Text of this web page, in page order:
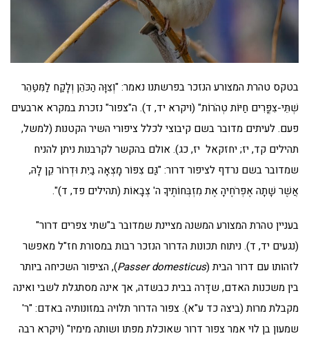
בטקס טהרת המצורע הנזכר בפרשתנו נאמר: "וְצִוָּה הַכֹּהֵן וְלָקַח לַמִּטַּהֵר
שְׁתֵּי-צִפֳּרִים חַיּוֹת טְהֹרוֹת" (ויקרא יד, ד). ה"צפור" נזכרת במקרא ארבעים
פעם. לעיתים מדובר בשם קיבוצי לכלל ציפורי השיר הקטנות (למשל,
תהילים קד, יז; יחזקאל יז, כג). אולם בהקשר לקרבנות ניתן להניח
שמדובר בשם נרדף לציפור דרור: "גַּם צִפּוֹר מָצְאָה בַיִת וּדְרוֹר קֵן לָהּ,
אֲשֶׁר שָׁתָה אֶפְרֹחֶיהָ אֶת מִזְבְּחוֹתֶיךָ ה' צְבָאוֹת (תהילים פד, ד)".
בעניין טהרת המצורע המשנה מציינת שמדובר ב"שתי צפרים דרור"
(נגעים יד, ד). ניתוח תכונות הדרור הנזכר רבות במסורת חז"ל מאפשר
לזהותו עם דרור הבית (Passer domesticus), הציפור השכיחה ביותר
בין משכנות האדם, שדָּרה בבית כבשדה, אך אינה מסתגלת לשבי ואינה
מקבלת מרות (ביצה כד ע"א). צפור הדרור תלויה במזונותיה באדם: "ר'
שמעון בן לוי אמר צפור דרור שאוכלת מפתו ושותה מימיו" (ויקרא רבה